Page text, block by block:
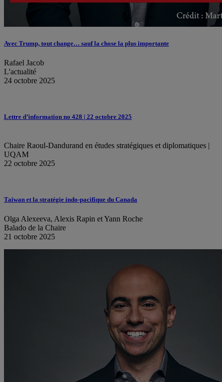
Avec Trump, tout change… sauf la chose la plus importante
Rafael Jacob
L'actualité
24 octobre 2025
Lettre d’information no 428 | 22 octobre 2025
Chaire Raoul-Dandurand en études stratégiques et diplomatiques |
UQAM
22 octobre 2025
Taïwan et la stratégie indo-pacifique du Canada
Olga Alexeeva, Alexis Rapin et Yann Roche
Balado de la Chaire
21 octobre 2025